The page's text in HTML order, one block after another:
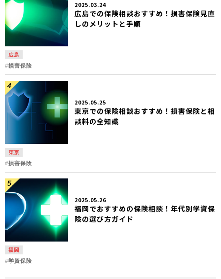
2025.03.24
広島での保険相談おすすめ！損害保険見直
しのメリットと手順
広島
損害保険
2025.05.25
東京での保険相談おすすめ！損害保険と相
談料の全知識
東京
損害保険
2025.05.26
福岡でおすすめの保険相談！年代別学資保
険の選び方ガイド
福岡
学資保険